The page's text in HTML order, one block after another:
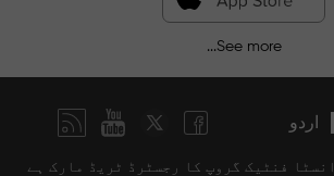
See more...
اردو
انسٹا فنٹیک گروپ کا رجسٹرڈ ٹریڈ مارک ہے